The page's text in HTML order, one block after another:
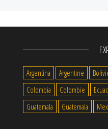
Argentina Argentine
Colombia
Colombie
Guatemala
Guatemala